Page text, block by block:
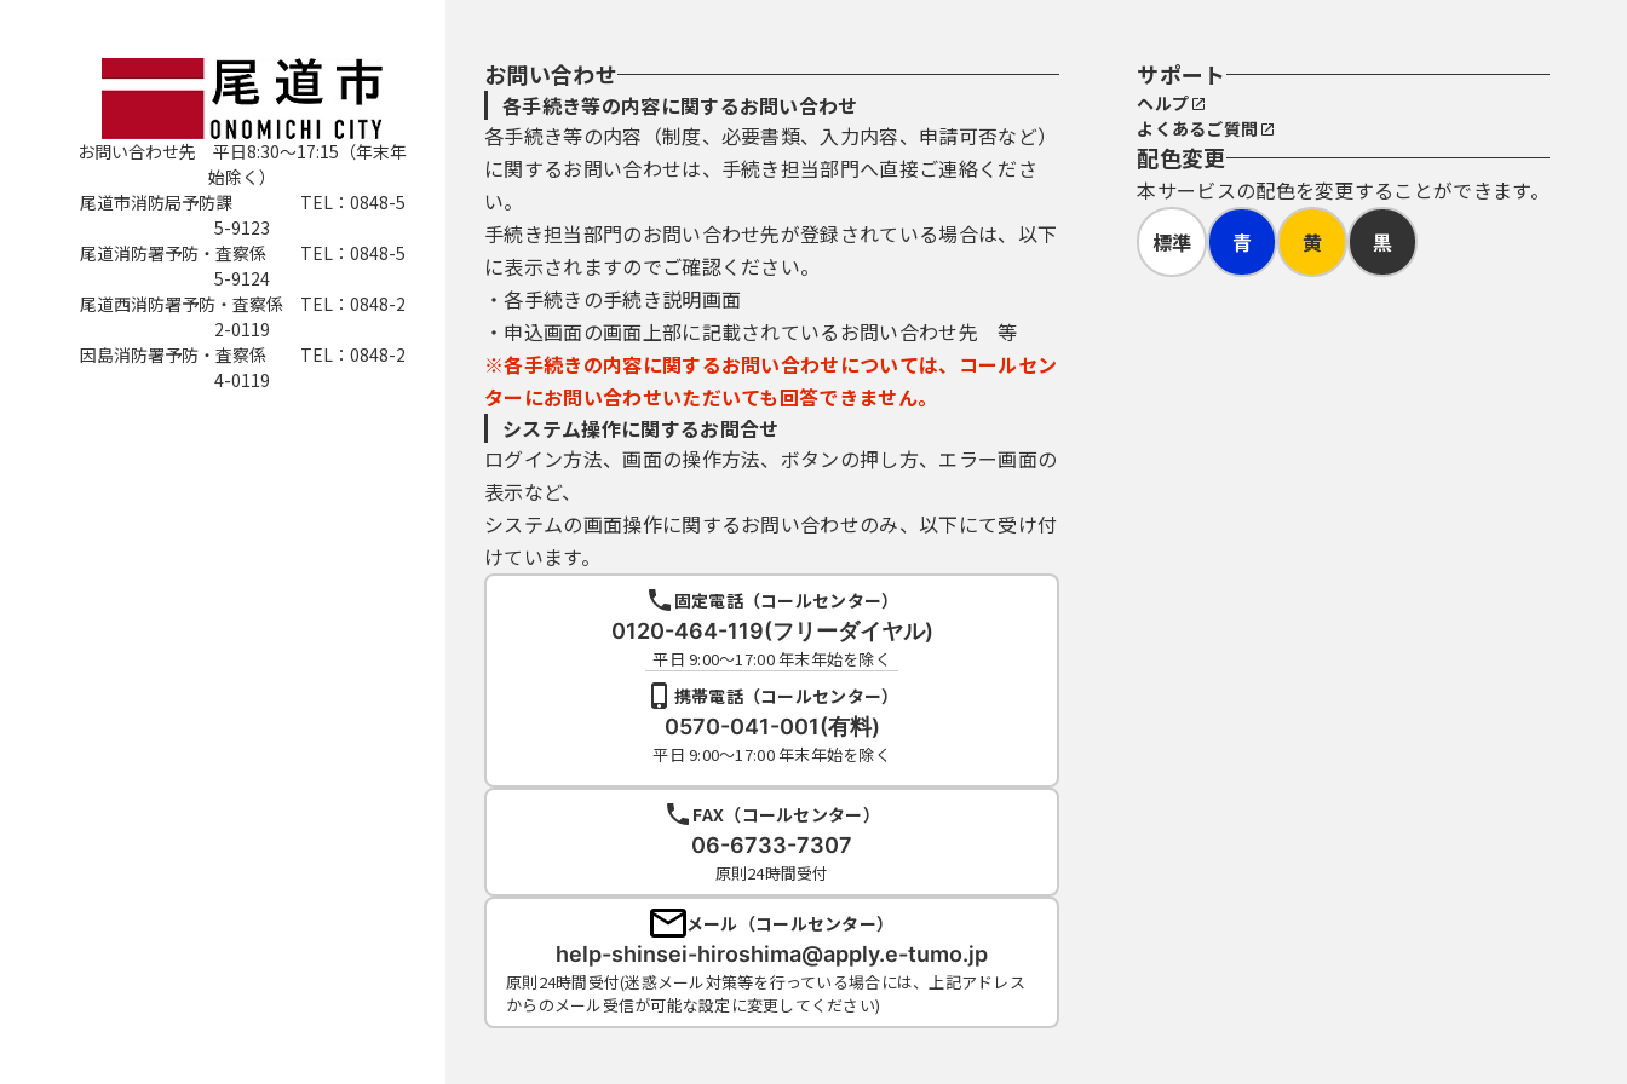
お問い合わせ先 平日8:30～17:15（年末年
始除く）
尾道市消防局予防課 TEL：0848-5
5-9123
尾道消防署予防・査察係 TEL：0848-5
5-9124
尾道西消防署予防・査察係 TEL：0848-2
2-0119
因島消防署予防・査察係 TEL：0848-2
4-0119
お問い合わせ
各手続き等の内容に関するお問い合わせ
各手続き等の内容（制度、必要書類、入力内容、申請可否など）
に関するお問い合わせは、手続き担当部門へ直接ご連絡くださ
い。
手続き担当部門のお問い合わせ先が登録されている場合は、以下
に表示されますのでご確認ください。
・各手続きの手続き説明画面
・申込画面の画面上部に記載されているお問い合わせ先 等
※各手続きの内容に関するお問い合わせについては、コールセン
ターにお問い合わせいただいても回答できません。
システム操作に関するお問合せ
ログイン方法、画面の操作方法、ボタンの押し方、エラー画面の
表示など、
システムの画面操作に関するお問い合わせのみ、以下にて受け付
けています。
固定電話（コールセンター）
0120-464-119(フリーダイヤル)
平日 9:00～17:00 年末年始を除く
携帯電話（コールセンター）
0570-041-001(有料)
平日 9:00～17:00 年末年始を除く
FAX（コールセンター）
06-6733-7307
原則24時間受付
メール（コールセンター）
help-shinsei-hiroshima@apply.e-tumo.jp
原則24時間受付(迷惑メール対策等を行っている場合には、上記アドレス
からのメール受信が可能な設定に変更してください)
サポート
ヘルプ
よくあるご質問
配色変更
本サービスの配色を変更することができます。
標準
青 黄 黒